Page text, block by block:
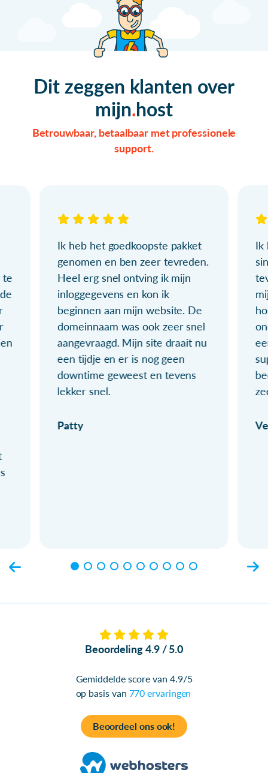
Dit zeggen klanten over
mijn host
Betrouwbaar, betaalbaar met professionele
support.
te
Ik heb het goedkoopste pakket
genomen en ben zeer tevreden.
Heel erg snel ontving ik mijn
inloggegevens en kon ik
beginnen aan mijn website. De
domeinnaam was ook zeer snel
aangevraagd. Mijn site draait nu
een tijdje en er is nog geen
downtime geweest en tevens
lekker snel.
Patty
Ik
Beoordeling 4.9 / 5.0
Gemiddelde score van 4.9/5
op basis van 770 ervaringen
Beoordeel ons ook!